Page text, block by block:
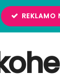
REKLAMO